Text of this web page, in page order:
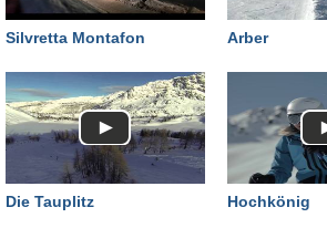
Silvretta Montafon Arber
Die Tauplitz Hochkönig